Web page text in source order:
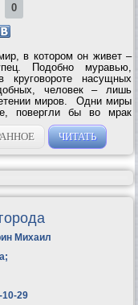
0
в котором он живет –
Подобно муравью,
насущных
человек – лишь
миров. Одни миры
повергли бы во мрак
детского кошмара, они
ЧИТАТЬ
Михаил
;
10-29